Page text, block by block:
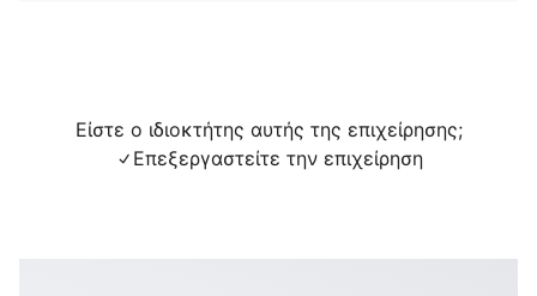
Είστε ο ιδιοκτήτης αυτής της επιχείρησης;
Επεξεργαστείτε την επιχείρηση